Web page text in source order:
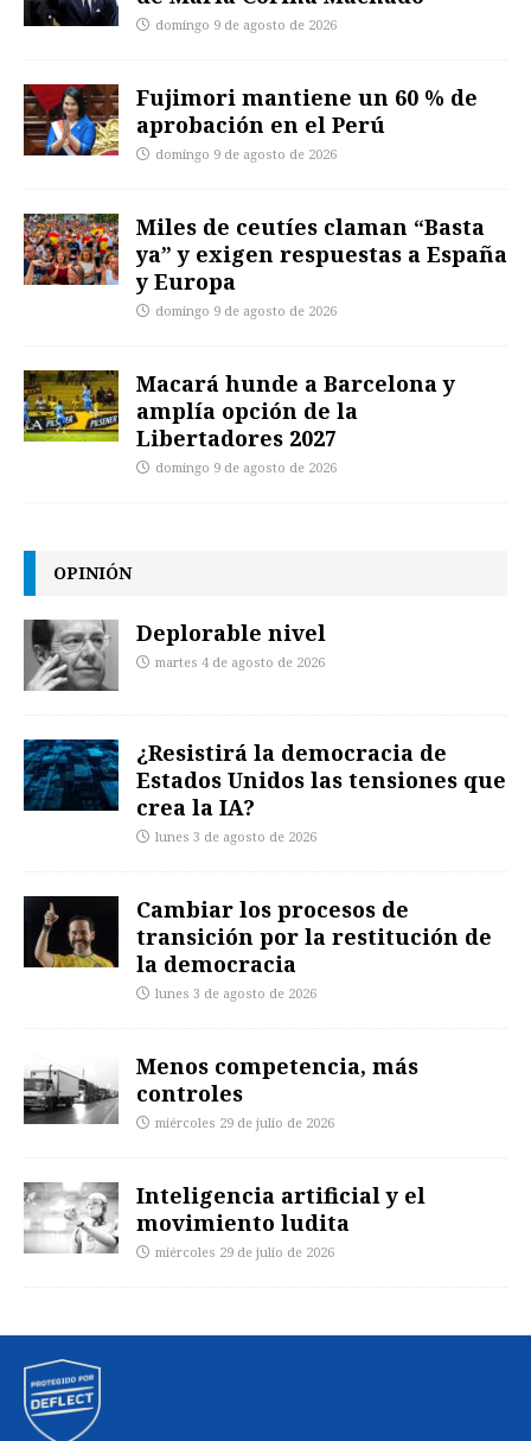
domingo 9 de agosto de 2026
Fujimori mantiene un 60 % de
aprobación en el Perú
domingo 9 de agosto de 2026
Miles de ceutíes claman “Basta
ya” y exigen respuestas a España
y Europa
domingo 9 de agosto de 2026
Macará hunde a Barcelona y
amplía opción de la
Libertadores 2027
domingo 9 de agosto de 2026
OPINIÓN
Deplorable nivel
martes 4 de agosto de 2026
¿Resistirá la democracia de
Estados Unidos las tensiones que
crea la IA?
lunes 3 de agosto de 2026
Cambiar los procesos de
transición por la restitución de
la democracia
lunes 3 de agosto de 2026
Menos competencia, más
controles
miércoles 29 de julio de 2026
Inteligencia artificial y el
movimiento ludita
miércoles 29 de julio de 2026